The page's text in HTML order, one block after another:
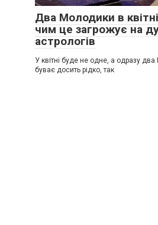
Два Молодики в
чим це загрожує на
астрологів
У квітні буде не одне, а одразу
буває досить рідко, так